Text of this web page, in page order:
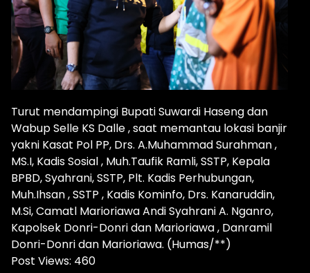
Turut mendampingi Bupati Suwardi Haseng dan
Wabup Selle KS Dalle , saat memantau lokasi banjir
yakni Kasat Pol PP, Drs. A.Muhammad Surahman ,
MS.I, Kadis Sosial , Muh.Taufik Ramli, SSTP, Kepala
BPBD, Syahrani, SSTP, Plt. Kadis Perhubungan,
Muh.Ihsan , SSTP , Kadis Kominfo, Drs. Kanaruddin,
M.Si, Camatl Marioriawa Andi Syahrani A. Nganro,
Kapolsek Donri-Donri dan Marioriawa , Danramil
Donri-Donri dan Marioriawa. (Humas/**)
Post Views: 460